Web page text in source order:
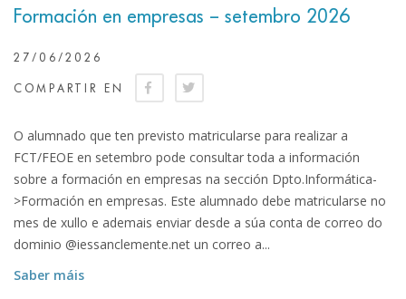
Formación en empresas – setembro 2026
27/06/2026
COMPARTIR EN
O alumnado que ten previsto matricularse para realizar a
FCT/FEOE en setembro pode consultar toda a información
sobre a formación en empresas na sección Dpto.Informática-
>Formación en empresas. Este alumnado debe matricularse no
mes de xullo e ademais enviar desde a súa conta de correo do
dominio @iessanclemente.net un correo a...
Saber máis